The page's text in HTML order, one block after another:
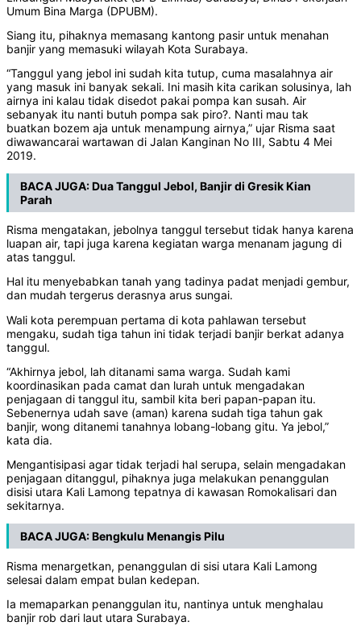
Umum Bina Marga (DPUBM).
Siang itu, pihaknya memasang kantong pasir untuk menahan
banjir yang memasuki wilayah Kota Surabaya.
“Tanggul yang jebol ini sudah kita tutup, cuma masalahnya air
yang masuk ini banyak sekali. Ini masih kita carikan solusinya, lah
airnya ini kalau tidak disedot pakai pompa kan susah. Air
sebanyak itu nanti butuh pompa sak piro?. Nanti mau tak
buatkan bozem aja untuk menampung airnya,” ujar Risma saat
diwawancarai wartawan di Jalan Kanginan No III, Sabtu 4 Mei
2019.
BACA JUGA:Dua Tanggul Jebol, Banjir di Gresik Kian
Parah
Risma mengatakan, jebolnya tanggul tersebut tidak hanya karena
luapan air, tapi juga karena kegiatan warga menanam jagung di
atas tanggul.
Hal itu menyebabkan tanah yang tadinya padat menjadi gembur,
dan mudah tergerus derasnya arus sungai.
Wali kota perempuan pertama di kota pahlawan tersebut
mengaku, sudah tiga tahun ini tidak terjadi banjir berkat adanya
tanggul.
“Akhirnya jebol, lah ditanami sama warga. Sudah kami
koordinasikan pada camat dan lurah untuk mengadakan
penjagaan di tanggul itu, sambil kita beri papan-papan itu.
Sebenernya udah save (aman) karena sudah tiga tahun gak
banjir, wong ditanemi tanahnya lobang-lobang gitu. Ya jebol,”
kata dia.
Mengantisipasi agar tidak terjadi hal serupa, selain mengadakan
penjagaan ditanggul, pihaknya juga melakukan penanggulan
disisi utara Kali Lamong tepatnya di kawasan Romokalisari dan
sekitarnya.
BACA JUGA:Bengkulu Menangis Pilu
Risma menargetkan, penanggulan di sisi utara Kali Lamong
selesai dalam empat bulan kedepan.
Ia memaparkan penanggulan itu, nantinya untuk menghalau
banjir rob dari laut utara Surabaya.